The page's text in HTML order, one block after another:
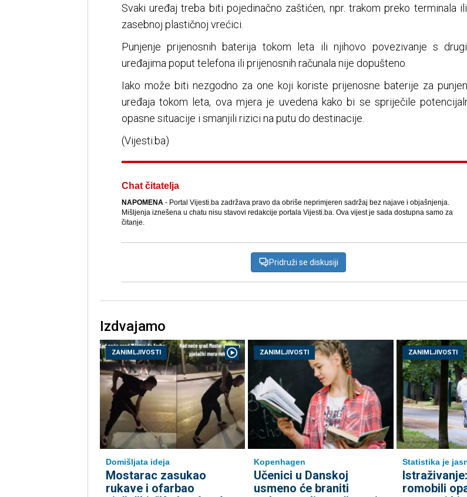
Svaki uređaj treba biti pojedinačno zaštićen, npr. trakom preko terminala
zasebnoj plastičnoj vrećici.
Punjenje prijenosnih baterija tokom leta ili njihovo povezivanje s
uređajima poput telefona ili prijenosnih računala nije dopušteno.
Iako može biti nezgodno za one koji koriste prijenosne baterije za
uređaja tokom leta, ova mjera je uvedena kako bi se spriječile
opasne situacije i smanjili rizici na putu do destinacije.
(Vijesti.ba)
Chat čitatelja
NAPOMENA- Portal Vijesti.ba zadržava pravo da obriše neprimjeren sadržaj bez najave i objašnjenja.
Mišljenja iznešena u chatu nisu stavovi redakcije portala Vijesti.ba. Ova vijest je sada dostupna samo za
čitanje.
Pridruži se diskusiji
Izdvajamo
ZANIMLJIVOSTI
Domišljata ideja
Mostarac zasukao
rukave i ofarbao
ZANIMLJIVOSTI
Kopenhagen
Učenici u Danskoj
usmeno će braniti
ZANIMLJIVOSTI
Statistika je
romobili